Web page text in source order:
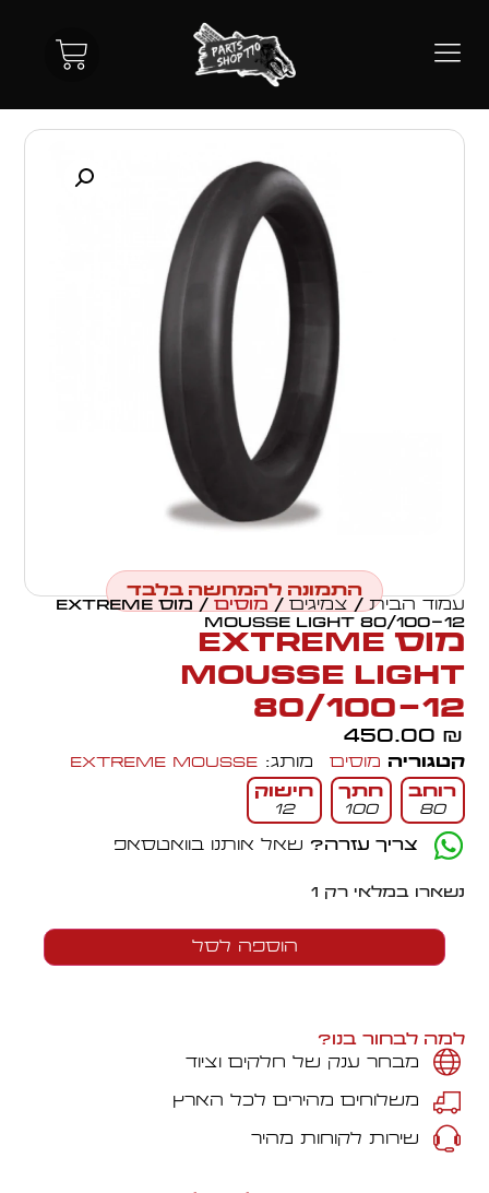
התמונה להמחשה בלבד
עמוד הבית/ צמיגים / מוסים
/ מוס EXTREME
MOUSSE LIGHT 80/100-12
מוס EXTREME
MOUSSE LIGHT
80/100-12
450.00 ₪
קטגוריה מוסים מותג:Extreme Mousse
רוחב
80
חתך
100
חישוק
12
צריך עזרה? שאל אותנו בוואטסאפ
נשארו במלאי רק 1
הוספה לסל
למה לבחור בנו?
מבחר ענק של חלקים וציוד
משלוחים מהירים לכל הארץ
שירות לקוחות מהיר